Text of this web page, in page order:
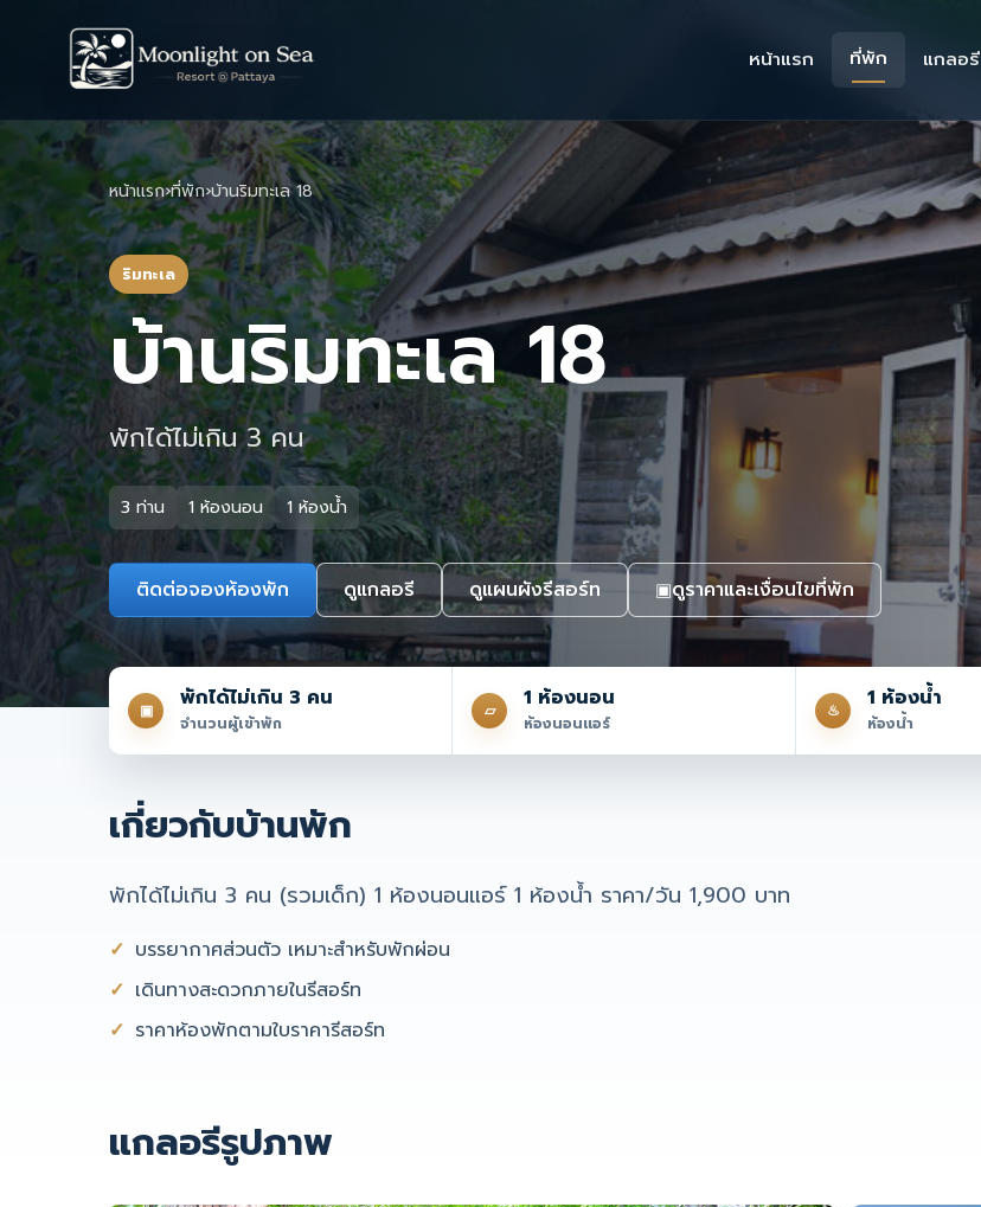
หน้าแรก ที่พัก แกลอรี
หน้าแรก›ที่พัก›บ้านริมทะเล 18
ริมทะเล
บ้านริมทะเล 18
พักได้ไม่เกิน 3 คน
3 ท่าน 1 ห้องนอน 1 ห้องน้ำ
ติดต่อจองห้องพัก ดูแกลอรี ดูแผนผังรีสอร์ท ▣ดูราคาและเงื่อนไขที่พัก
▣ พักได้ไม่เกิน 3 คน
จำนวนผู้เข้าพัก
▱ 1 ห้องนอน
ห้องนอนแอร์
♨ 1 ห้องน้ำ
ห้องน้ำ
เกี่ยวกับบ้านพัก
พักได้ไม่เกิน 3 คน (รวมเด็ก) 1 ห้องนอนแอร์ 1 ห้องน้ำ ราคา/วัน 1,900 บาท
บรรยากาศส่วนตัว เหมาะสำหรับพักผ่อน
เดินทางสะดวกภายในรีสอร์ท
ราคาห้องพักตามใบราคารีสอร์ท
แกลอรีรูปภาพ